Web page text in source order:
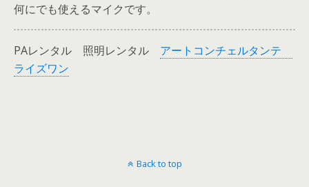
何にでも使えるマイクです。
PAレンタル 照明レンタル アートコンチェルタンテ
ライズワン
Back to top